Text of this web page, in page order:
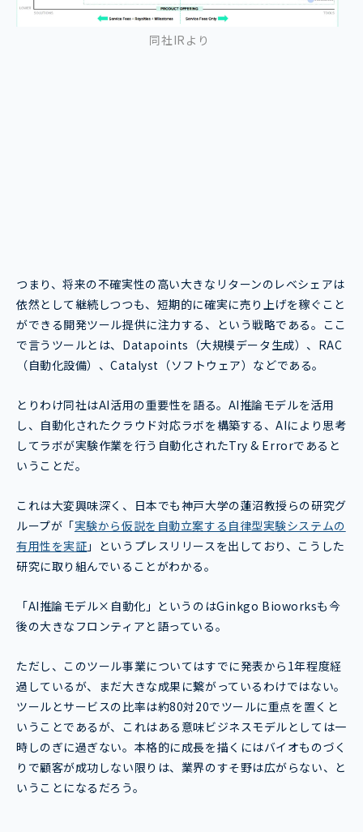
同社IRより
つまり、将来の不確実性の高い大きなリターンのレベシェアは
依然として継続しつつも、短期的に確実に売り上げを稼ぐこと
ができる開発ツール提供に注力する、という戦略である。ここ
で言うツールとは、Datapoints（大規模データ生成）、RAC
（自動化設備）、Catalyst（ソフトウェア）などである。
とりわけ同社はAI活用の重要性を語る。AI推論モデルを活用
し、自動化されたクラウド対応ラボを構築する、AIにより思考
してラボが実験作業を行う自動化されたTry & Errorであると
いうことだ。
これは大変興味深く、日本でも神戸大学の蓮沼教授らの研究グ
ループが「実験から仮説を自動立案する自律型実験システムの
有用性を実証 」というプレスリリースを出しており、こうした
研究に取り組んでいることがわかる。
「AI推論モデル×自動化」というのはGinkgo Bioworksも今
後の大きなフロンティアと語っている。
ただし、このツール事業についてはすでに発表から1年程度経
過しているが、まだ大きな成果に繋がっているわけではない。
ツールとサービスの⽐率は約80対20でツールに重点を置くと
いうことであるが、これはある意味ビジネスモデルとしては一
時しのぎに過ぎない。本格的に成長を描くにはバイオものづく
りで顧客が成功しない限りは、業界のすそ野は広がらない、と
いうことになるだろう。